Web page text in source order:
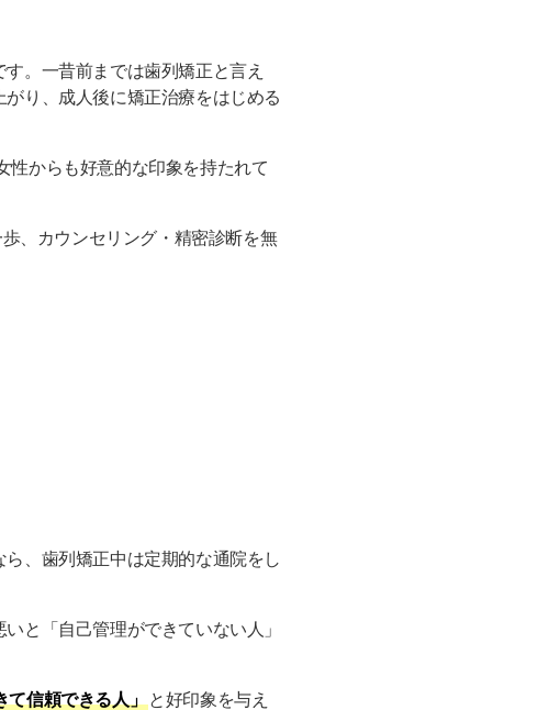
。一昔前までは歯列矯正と言え
り、成人後に矯正治療をはじめる
性からも好意的な印象を持たれて
、カウンセリング・精密診断を無
、歯列矯正中は定期的な通院をし
と「自己管理ができていない人」
て信頼できる人」
と好印象を与え